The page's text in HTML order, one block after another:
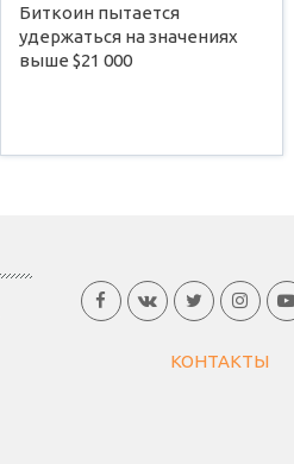
Биткоин пытается
удержаться на значениях
выше $21 000
КОНТАКТЫ